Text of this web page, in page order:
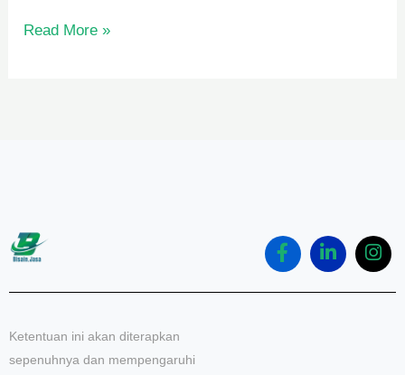
Read More »
Ketentuan ini akan diterapkan
sepenuhnya dan mempengaruhi